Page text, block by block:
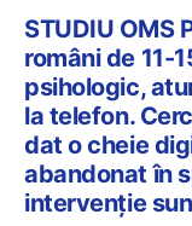
STUDIU OMS
români de 11-
psihologic,
la telefon.
dat o cheie
abandonat în
intervenție